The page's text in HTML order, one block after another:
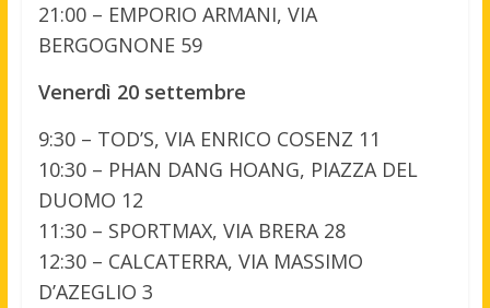
21:00 – EMPORIO ARMANI, VIA
BERGOGNONE 59
Venerdì 20 settembre
9:30 – TOD’S, VIA ENRICO COSENZ 11
10:30 – PHAN DANG HOANG, PIAZZA DEL
DUOMO 12
11:30 – SPORTMAX, VIA BRERA 28
12:30 – CALCATERRA, VIA MASSIMO
D’AZEGLIO 3